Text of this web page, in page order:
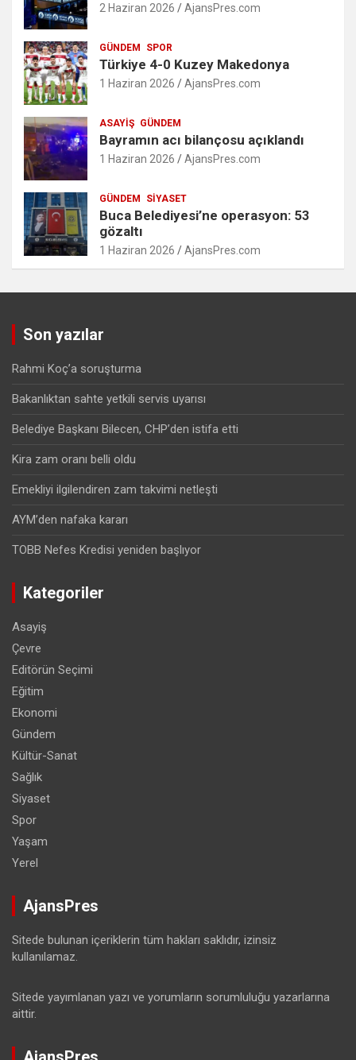
2 Haziran 2026 AjansPres.com
GÜNDEM SPOR
Türkiye 4-0 Kuzey Makedonya
1 Haziran 2026 AjansPres.com
ASAYIŞ GÜNDEM
Bayramın acı bilançosu açıklandı
1 Haziran 2026 AjansPres.com
GÜNDEM SIYASET
Buca Belediyesi’ne operasyon: 53
gözaltı
1 Haziran 2026 AjansPres.com
Son yazılar
Rahmi Koç’a soruşturma
Bakanlıktan sahte yetkili servis uyarısı
Belediye Başkanı Bilecen, CHP’den istifa etti
Kira zam oranı belli oldu
Emekliyi ilgilendiren zam takvimi netleşti
AYM’den nafaka kararı
TOBB Nefes Kredisi yeniden başlıyor
Kategoriler
Asayiş
Çevre
Editörün Seçimi
Eğitim
Ekonomi
Gündem
Kültür-Sanat
Sağlık
Siyaset
Spor
Yaşam
Yerel
AjansPres
Sitede bulunan içeriklerin tüm hakları saklıdır, izinsiz
kullanılamaz.
Sitede yayımlanan yazı ve yorumların sorumluluğu yazarlarına
aittir.